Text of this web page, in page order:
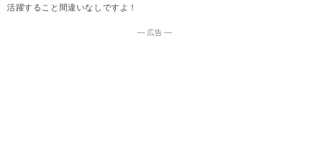
活躍すること間違いなしですよ！
― 広告 ―